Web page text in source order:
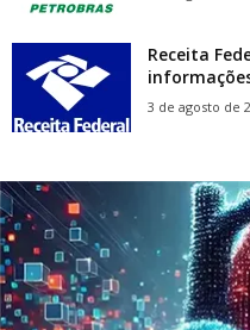
Receita
3 de agosto de